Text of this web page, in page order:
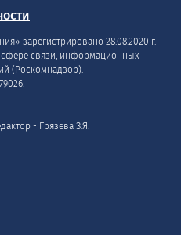
зарегистрировано 28.08.2020 г.
связи, информационных
(Роскомнадзор).
- Грязева З.Я.